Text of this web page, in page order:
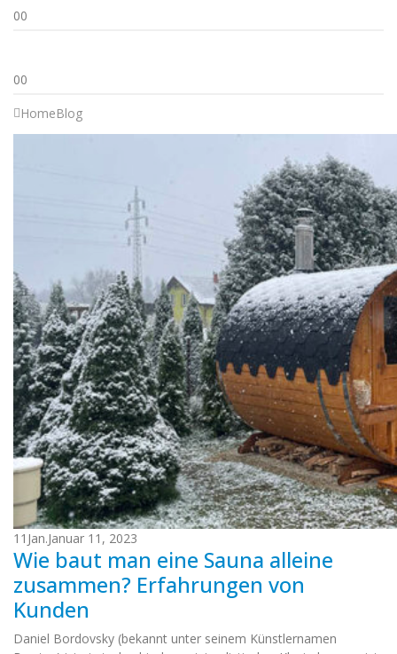
00
00
HomeBlog
11 Jan.Januar 11, 2023
Wie baut man eine Sauna alleine
zusammen? Erfahrungen von
Kunden
Daniel Bordovsky (bekannt unter seinem Künstlernamen